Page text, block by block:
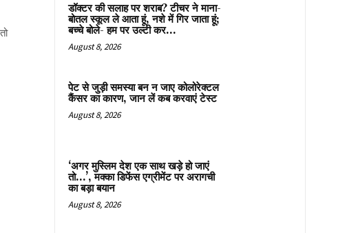
डॉक्टर की सलाह पर शराब? टीचर ने माना-
बोतल स्कूल ले आता हूं, नशे में गिर जाता हूं;
बच्चे बोले- हम पर उल्टी कर...
August 8, 2026
पेट से जुड़ी समस्या बन न जाए कोलोरेक्टल
कैंसर का कारण, जान लें कब करवाएं टेस्ट
August 8, 2026
‘अगर मुस्लिम देश एक साथ खड़े हो जाएं
तो…’, मक्का डिफेंस एग्रीमेंट पर अरागची
का बड़ा बयान
August 8, 2026